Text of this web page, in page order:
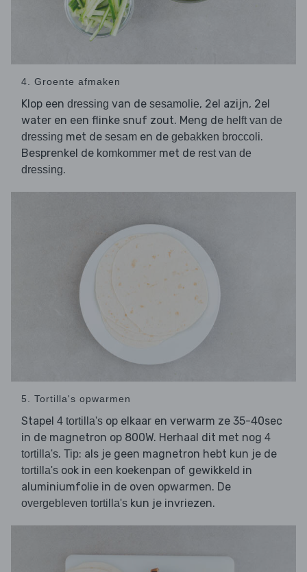
4. Groente afmaken
Klop een dressing van de sesamolie, 2el azijn, 2el
water en een flinke snuf zout. Meng de helft van de
dressing met de sesam en de gebakken broccoli.
Besprenkel de komkommer met de rest van de
dressing.
5. Tortilla's opwarmen
Stapel 4 tortilla's op elkaar en verwarm ze 35-40sec
in de magnetron op 800W. Herhaal dit met nog 4
tortilla's. Tip: als je geen magnetron hebt kun je de
tortilla's ook in een koekenpan of gewikkeld in
aluminiumfolie in de oven opwarmen. De
overgebleven tortilla's kun je invriezen.